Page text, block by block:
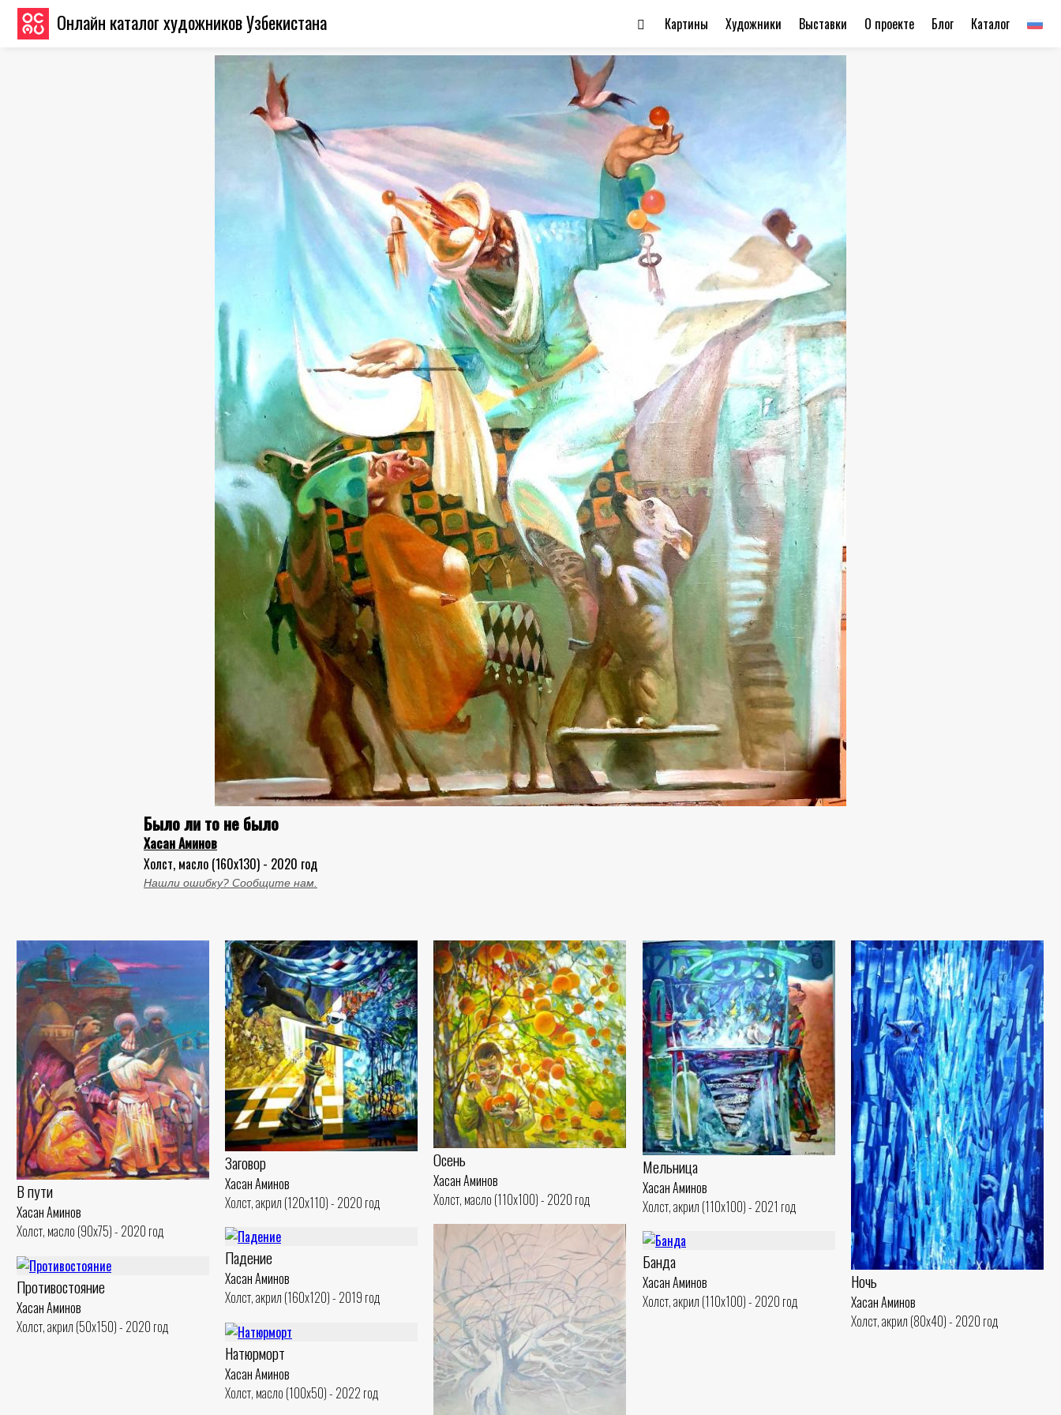
Онлайн каталог художников Узбекистана Каталог
Блог
О проекте
Выставки
Художники
Картины
Было ли то не было
Хасан Аминов
Холст, масло (160x130) - 2020 год
Нашли ошибку? Сообщите нам.
В пути
Хасан Аминов
Холст, масло (90x75) - 2020 год
Заговор
Хасан Аминов
Холст, акрил (120x110) - 2020 год
Осень
Хасан Аминов
Холст, масло (110x100) - 2020 год
Мельница
Хасан Аминов
Холст, акрил (110x100) - 2021 год
Ночь
Хасан Аминов
Холст, акрил (80x40) - 2020 год
Падение
Хасан Аминов
Холст, акрил (160x120) - 2019 год
Банда
Хасан Аминов
Холст, акрил (110x100) - 2020 год
Противостояние
Хасан Аминов
Холст, акрил (50x150) - 2020 год
Натюрморт
Хасан Аминов
Холст, масло (100x50) - 2022 год